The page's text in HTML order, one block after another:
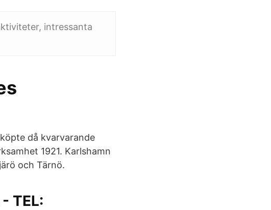
intressanta
då kvarvarande
1921. Karlshamn
och Tärnö.
TEL: